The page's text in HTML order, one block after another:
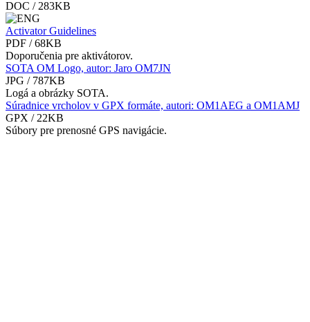
DOC / 283KB
Activator Guidelines
PDF / 68KB
Doporučenia pre aktivátorov.
SOTA OM Logo, autor: Jaro OM7JN
JPG / 787KB
Logá a obrázky SOTA.
Súradnice vrcholov v GPX formáte, autori: OM1AEG a OM1AMJ
GPX / 22KB
Súbory pre prenosné GPS navigácie.